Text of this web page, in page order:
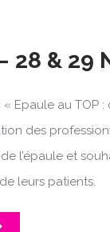
28 & 29
« Epaule au TOP
des
l’épaule et
leurs patients.